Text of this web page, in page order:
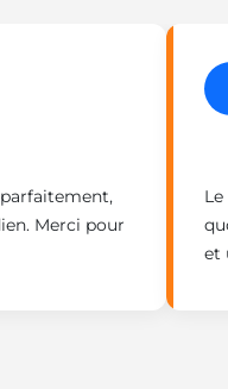
Merci pour
et